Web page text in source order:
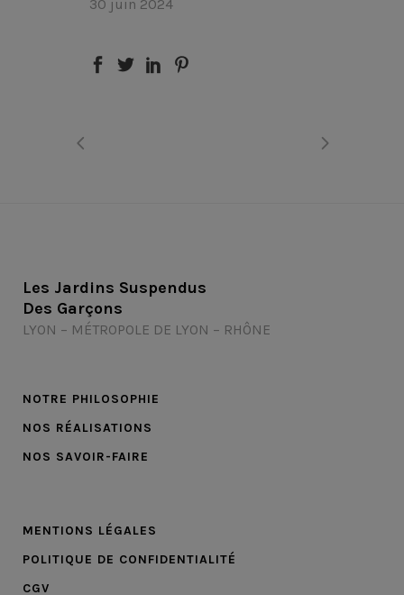
30 juin 2024
Les Jardins Suspendus
Des Garçons
LYON – MÉTROPOLE DE LYON – RHÔNE
NOTRE PHILOSOPHIE
NOS RÉALISATIONS
NOS SAVOIR-FAIRE
MENTIONS LÉGALES
POLITIQUE DE CONFIDENTIALITÉ
CGV